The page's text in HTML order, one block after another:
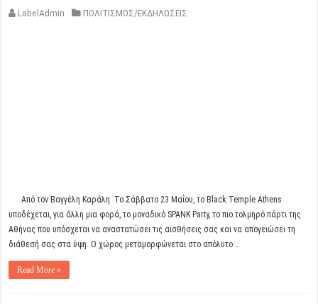
LabelAdmin ΠΟΛΙΤΙΣΜΟΣ/ΕΚΔΗΛΩΣΕΙΣ
Aπό τον Βαγγέλη Καράλη Το Σάββατο 23 Μαΐου, το Black Temple Athens
υποδέχεται, για άλλη μια φορά, το μοναδικό SPANK Party, το πιο τολμηρό πάρτι της
Αθήνας που υπόσχεται να αναστατώσει τις αισθήσεις σας και να απογειώσει τη
διάθεσή σας στα ύψη. Ο χώρος μεταμορφώνεται στο απόλυτο …
Read More »